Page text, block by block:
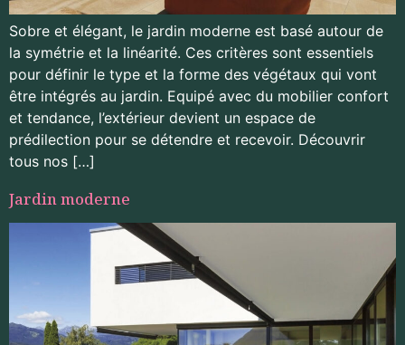
Sobre et élégant, le jardin moderne est basé autour de
la symétrie et la linéarité. Ces critères sont essentiels
pour définir le type et la forme des végétaux qui vont
être intégrés au jardin. Equipé avec du mobilier confort
et tendance, l’extérieur devient un espace de
prédilection pour se détendre et recevoir. Découvrir
tous nos […]
Jardin moderne